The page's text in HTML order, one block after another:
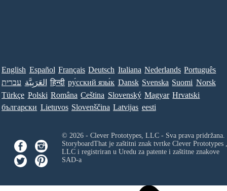
English Español Français Deutsch Italiana Nederlands Português
עברית العَرَبِيَّة हिन्दी ру́сский язы́к Dansk Svenska Suomi Norsk
Türkçe Polski Româna Ceština Slovenský Magyar Hrvatski
български Lietuvos Slovenščina Latvijas eesti
© 2026 - Clever Prototypes, LLC - Sva prava pridržana.
StoryboardThat je zaštitni znak tvrtke Clever Prototypes ,
LLCi registriran u Uredu za patente i zaštitne znakove
SAD-a